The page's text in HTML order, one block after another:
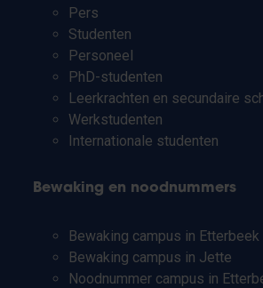
Pers
Studenten
Personeel
PhD-studenten
Leerkrachten en secundaire
Werkstudenten
Internationale studenten
Bewaking en noodnummers
Bewaking campus in Etterbeek
Bewaking campus in Jette
Noodnummer campus in